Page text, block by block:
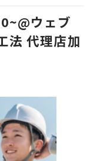
ウェブ
法 代理店加